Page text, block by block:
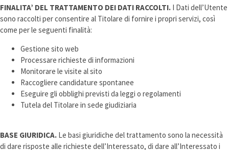
FINALITA’ DEL TRATTAMENTO DEI DATI RACCOLTI. I Dati dell’Utente
sono raccolti per consentire al Titolare di fornire i propri servizi, così
come per le seguenti finalità:
Gestione sito web
Processare richieste di informazioni
Monitorare le visite al sito
Raccogliere candidature spontanee
Eseguire gli obblighi previsti da leggi o regolamenti
Tutela del Titolare in sede giudiziaria
BASE GIURIDICA. Le basi giuridiche del trattamento sono la necessità
di dare risposte alle richieste dell’Interessato, di dare all’Interessato i